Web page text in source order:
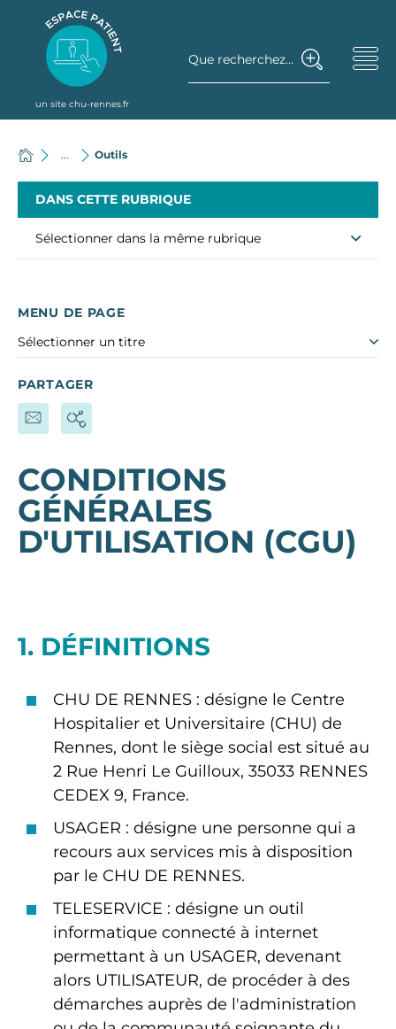
un site chu-rennes.fr
Que recherchez-vous ?
... Outils
DANS CETTE RUBRIQUE
Sélectionner dans la même rubrique
MENU DE PAGE
Sélectionner un titre
PARTAGER
CONDITIONS
GÉNÉRALES
D'UTILISATION (CGU)
1. DÉFINITIONS
CHU DE RENNES : désigne le Centre
Hospitalier et Universitaire (CHU) de
Rennes, dont le siège social est situé au
2 Rue Henri Le Guilloux, 35033 RENNES
CEDEX 9, France.
USAGER : désigne une personne qui a
recours aux services mis à disposition
par le CHU DE RENNES.
TELESERVICE : désigne un outil
informatique connecté à internet
permettant à un USAGER, devenant
alors UTILISATEUR, de procéder à des
démarches auprès de l'administration